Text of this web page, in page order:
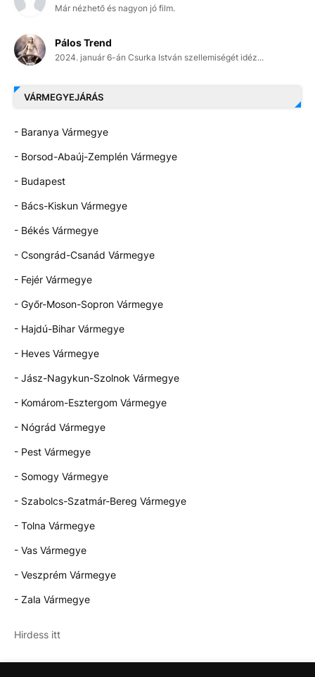
Már nézhető és nagyon jó film.
Pálos Trend
2024. január 6-án Csurka István szellemiségét idéz...
VÁRMEGYEJÁRÁS
- Baranya Vármegye
- Borsod-Abaúj-Zemplén Vármegye
- Budapest
- Bács-Kiskun Vármegye
- Békés Vármegye
- Csongrád-Csanád Vármegye
- Fejér Vármegye
- Győr-Moson-Sopron Vármegye
- Hajdú-Bihar Vármegye
- Heves Vármegye
- Jász-Nagykun-Szolnok Vármegye
- Komárom-Esztergom Vármegye
- Nógrád Vármegye
- Pest Vármegye
- Somogy Vármegye
- Szabolcs-Szatmár-Bereg Vármegye
- Tolna Vármegye
- Vas Vármegye
- Veszprém Vármegye
- Zala Vármegye
Hirdess itt